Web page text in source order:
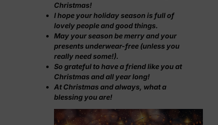
Christmas!
I hope your holiday season is full of
lovely people and good things.
May your season be merry and your
presents underwear-free (unless you
really need some!).
So grateful to have a friend like you at
Christmas and all year long!
At Christmas and always, what a
blessing you are!